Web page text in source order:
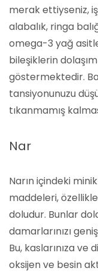
merak ettiyseniz,
alabalık, ringa
omega-3 yağ
bileşiklerin
göstermektedir.
tansiyonunuzu
tıkanmamış
Nar
Narın içindeki
maddeleri,
doludur. Bunlar
damarlarınızı
Bu, kaslarınıza ve
oksijen ve besin